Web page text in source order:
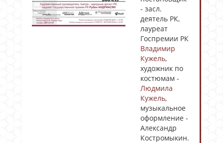
- засл.
деятель РК,
лауреат
Госпремии РК
Владимир
Кужель,
художник по
костюмам -
Людмила
Кужель,
музыкальное
оформление -
Александр
Костромыкин.